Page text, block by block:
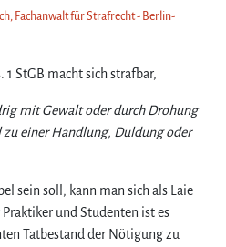
Fachanwalt für Strafrecht - Berlin-
1 StGB macht sich strafbar,
mit Gewalt oder durch Drohung
einer Handlung, Duldung oder
sein soll, kann man sich als Laie
und Studenten ist es
Tatbestand der Nötigung zu